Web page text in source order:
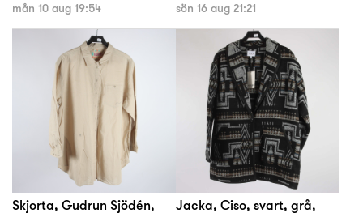
mån 10 aug 19:54 sön 16 aug 21:21
Skjorta, Gudrun Sjödén, Jacka, Ciso, svart, grå,